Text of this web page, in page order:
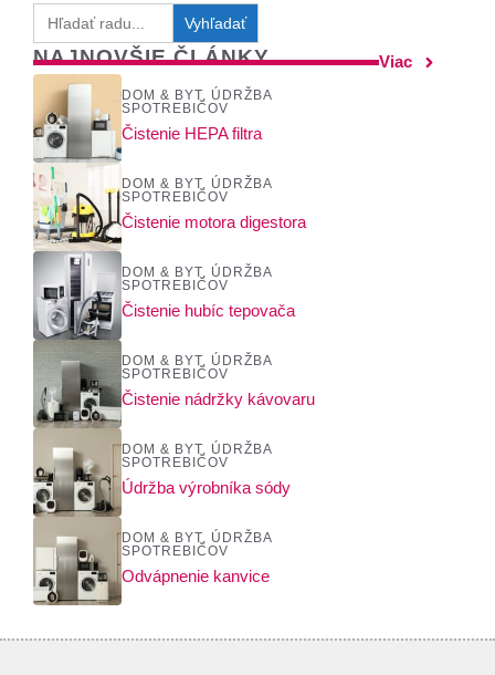
Search
for:
NAJNOVŠIE ČLÁNKY Viac
DOM & BYT
ÚDRŽBA
SPOTREBIČOV
Čistenie HEPA filtra
DOM & BYT
ÚDRŽBA
SPOTREBIČOV
Čistenie motora digestora
DOM & BYT
ÚDRŽBA
SPOTREBIČOV
Čistenie hubíc tepovača
DOM & BYT
ÚDRŽBA
SPOTREBIČOV
Čistenie nádržky kávovaru
DOM & BYT
ÚDRŽBA
SPOTREBIČOV
Údržba výrobníka sódy
DOM & BYT
ÚDRŽBA
SPOTREBIČOV
Odvápnenie kanvice